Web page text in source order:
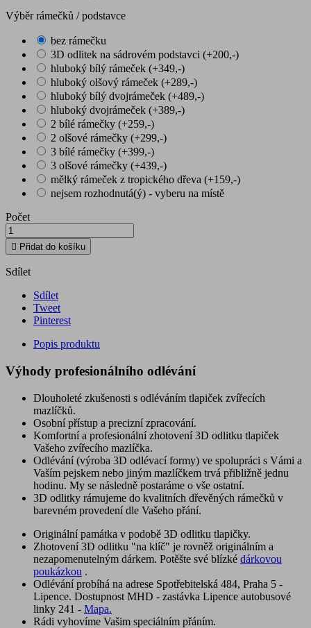
Výběr rámečků / podstavce
bez rámečku
3D odlitek na sádrovém podstavci (+200,-)
hluboký bílý rámeček (+349,-)
hluboký olšový rámeček (+289,-)
hluboký bílý dvojrámeček (+489,-)
hluboký dvojrámeček (+389,-)
2 bílé rámečky (+259,-)
2 olšové rámečky (+299,-)
3 bílé rámečky (+399,-)
3 olšové rámečky (+439,-)
mělký rámeček z tropického dřeva (+159,-)
nejsem rozhodnutá(ý) - vyberu na místě
Počet
 Přidat do košíku
Sdílet
Sdílet
Tweet
Pinterest
Popis produktu
Výhody profesionálního odlévání
Dlouholeté zkušenosti s odléváním tlapiček zvířecích
mazlíčků.
Osobní přístup a precizní zpracování.
Komfortní a profesionální zhotovení 3D odlitku tlapiček
Vašeho zvířecího mazlíčka.
Odlévání (výroba 3D odlévací formy) ve spolupráci s Vámi a
Vaším pejskem nebo jiným mazlíčkem trvá přibližně jednu
hodinu. My se následně postaráme o vše ostatní.
3D odlitky rámujeme do kvalitních dřevěných rámečků v
barevném provedení dle Vašeho přání.
Originální památka v podobě 3D odlitku tlapičky.
Zhotovení 3D odlitku "na klíč" je rovněž originálním a
nezapomenutelným dárkem. Potěšte své blízké dárkovou
poukázkou .
Odlévání probíhá na adrese Spotřebitelská 484, Praha 5 -
Lipence. Dostupnost MHD - zastávka Lipence autobusové
linky 241 - Mapa.
Rádi vyhovíme Vašim speciálním přáním.